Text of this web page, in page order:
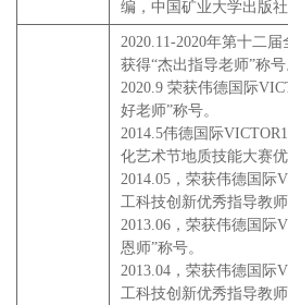
编，中国矿业大学出版社
2020.11-2020年第十二
获得“杰出指导老师”称号
2020.9 荣获伟德国际
好老师”称号。
2014.5伟德国际
化艺术节地质技能大赛优
2014.05，荣获伟德国际
工科技创新优秀指导教师
2013.06，荣获伟德国际
恩师”称号。
2013.04，荣获伟德国际
工科技创新优秀指导教师